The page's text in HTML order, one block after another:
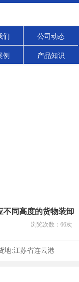
们 公司动态
例 产品知识
不同高度的货物装卸
浏览次数： 66次
地:江苏省连云港